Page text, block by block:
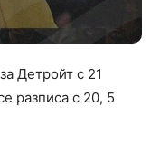
Детройт с 21
разписа с 20, 5